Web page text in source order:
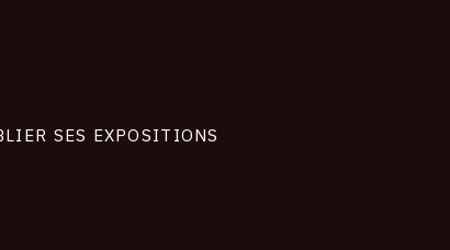
SES EXPOSITIONS